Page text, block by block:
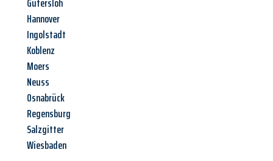
Hannover
Ingolstadt
Koblenz
Moers
Neuss
Osnabrück
Regensburg
Salzgitter
Wiesbaden